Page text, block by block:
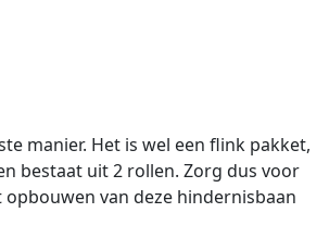
manier. Het is wel een flink pakket,
bestaat uit 2 rollen. Zorg dus voor
van deze hindernisbaan